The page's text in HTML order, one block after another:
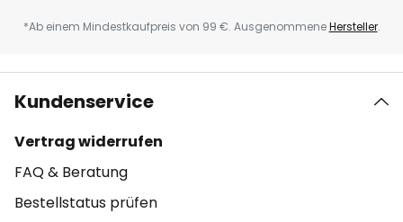
*Ab einem Mindestkaufpreis von 99 €. AusgenommeneHersteller.
Kundenservice
Vertrag widerrufen
FAQ & Beratung
Bestellstatus prüfen